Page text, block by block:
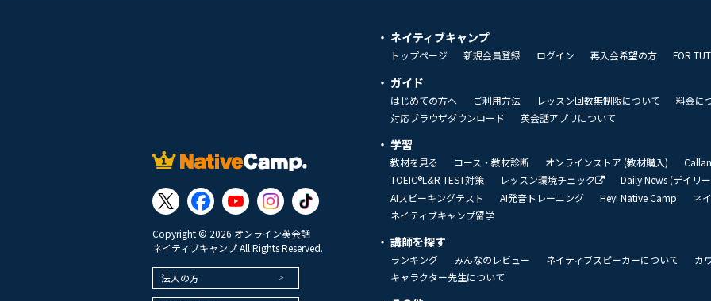
Copyright © 2026 オンライン英会話
ネイティブキャンプ All Rights Reserved.
法人の方
ネイティブキャンプ
トップページ 新規会員登録 ログイン 再入会希望の方 FOR
ガイド
はじめての方へ ご利用方法 レッスン回数無制限について 料金に
対応ブラウザダウンロード
英会話アプリについて
学習
教材を見る コース・教材診断 オンラインストア (教材購入)
TOEIC®L&R TEST対策
レッスン環境チェック Daily News (デイリ
AIスピーキングテスト
AI発音トレーニング Hey! Native Camp ネ
ネイティブキャンプ留学
講師を探す
ランキング みんなのレビュー ネイティブスピーカーについて
カ
キャラクター先生について